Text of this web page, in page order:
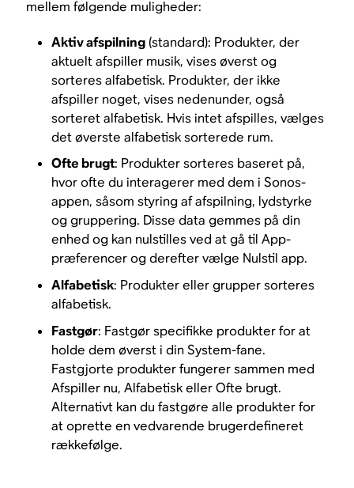
mellem følgende muligheder:
Aktiv afspilning(standard): Produkter, der
aktuelt afspiller musik, vises øverst og
sorteres alfabetisk. Produkter, der ikke
afspiller noget, vises nedenunder, også
sorteret alfabetisk. Hvis intet afspilles, vælges
det øverste alfabetisk sorterede rum.
Ofte brugt: Produkter sorteres baseret på,
hvor ofte du interagerer med dem i Sonos-
appen, såsom styring af afspilning, lydstyrke
og gruppering. Disse data gemmes på din
enhed og kan nulstilles ved at gå til App-
præferencer og derefter vælge Nulstil app.
Alfabetisk: Produkter eller grupper sorteres
alfabetisk.
Fastgør: Fastgør specifikke produkter for at
holde dem øverst i din System-fane.
Fastgjorte produkter fungerer sammen med
Afspiller nu, Alfabetisk eller Ofte brugt.
Alternativt kan du fastgøre alle produkter for
at oprette en vedvarende brugerdefineret
rækkefølge.